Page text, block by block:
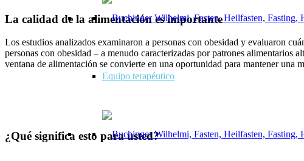
Equipo terapéutico
La calidad de la alimentación es importante
Los estudios analizados examinaron a personas con obesidad y evaluaron
personas con obesidad – a menudo caracterizadas por patrones alimentarios
ventana de alimentación se convierte en una oportunidad para mantener una
¿Qué significa esto para usted?